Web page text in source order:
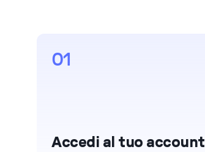
01
Accedi al tuo account